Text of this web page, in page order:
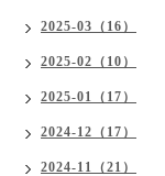
2025-03（16）
2025-02（10）
2025-01（17）
2024-12（17）
2024-11（21）